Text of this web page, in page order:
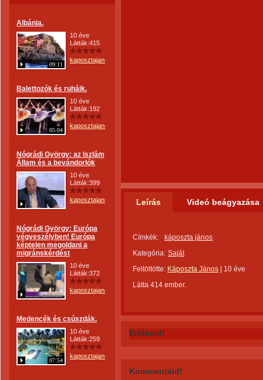
Albánia.
09:11
10 éve
Látták:415
kaposztajanos
Balettozók és ruháik.
05:04
10 éve
Látták:192
kaposztajanos
Nógrádi György: az Iszlám
Állam és a bevándorlók
10 éve
Látták:399
kaposztajanos
Nógrádi György: Európa
végveszélyben! Európa
képtelen megoldani a
migránskérdést
10 éve
Látták:372
kaposztajanos
Medencék és csúszdák.
07:54
10 éve
Látták:259
kaposztajanos
Leírás Videó beágyazása
Címkék:
káposzta jános
Kategória: Saját
Feltöltötte: Káposzta János
10 éve
Látta 414 ember.
Értékeld!
Kommentáld!